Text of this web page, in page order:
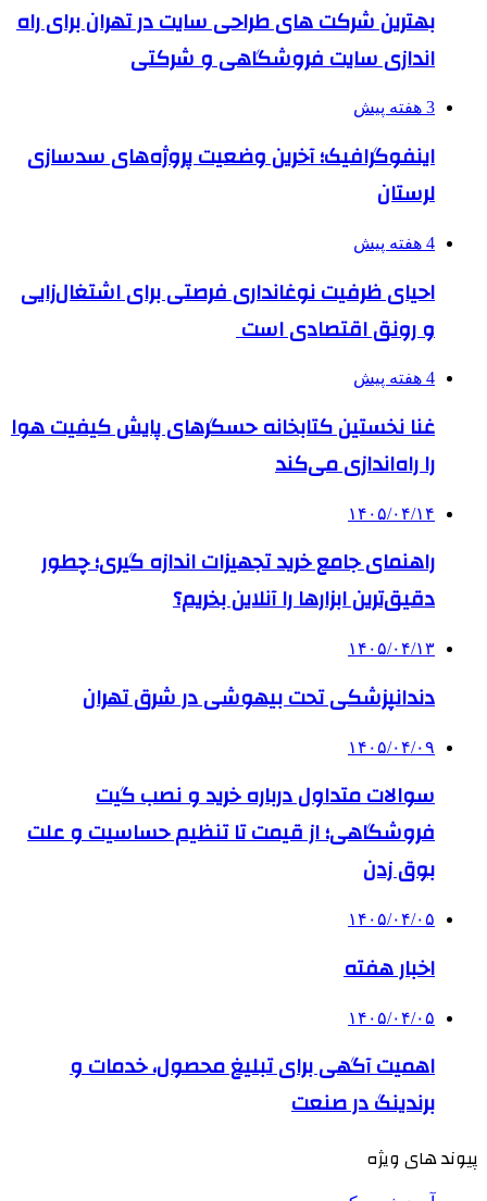
بهترین شرکت های طراحی سایت در تهران برای راه
اندازی سایت فروشگاهی و شرکتی
3 هفته پیش
اینفوگرافیک؛ آخرین وضعیت پروژه‌های سدسازی
لرستان
4 هفته پیش
احیای ظرفیت نوغانداری فرصتی برای اشتغال‌زایی
و رونق اقتصادی است
4 هفته پیش
غنا نخستین کتابخانه حسگرهای پایش کیفیت هوا
را راه‌اندازی می‌کند
۱۴۰۵/۰۴/۱۴
راهنمای جامع خرید تجهیزات اندازه گیری؛ چطور
دقیق‌ترین ابزارها را آنلاین بخریم؟
۱۴۰۵/۰۴/۱۳
دندانپزشکی تحت بیهوشی در شرق تهران
۱۴۰۵/۰۴/۰۹
سوالات متداول درباره خرید و نصب گیت
فروشگاهی؛ از قیمت تا تنظیم حساسیت و علت
بوق زدن
۱۴۰۵/۰۴/۰۵
اخبار هفته
۱۴۰۵/۰۴/۰۵
اهمیت آگهی برای تبلیغ محصول، خدمات و
برندینگ در صنعت
پیوند های ویژه